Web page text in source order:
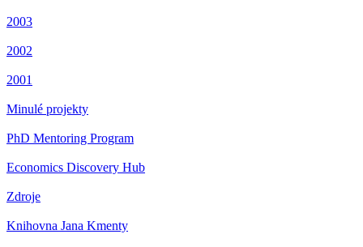
2003
2002
2001
Minulé projekty
PhD Mentoring Program
Economics Discovery Hub
Zdroje
Knihovna Jana Kmenty